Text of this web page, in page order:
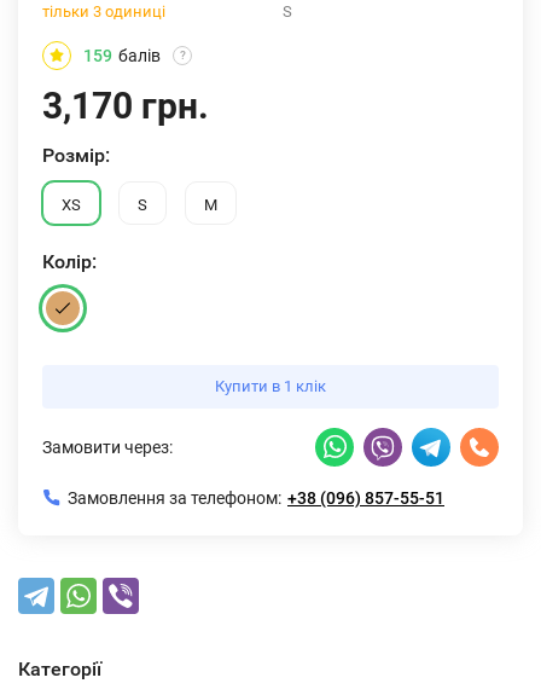
S
тільки 3 одиниці
159 балів ?
3,170 грн.
Розмiр:
XS S M
Колiр:
Купити в 1 клік
Замовити через:
Замовлення за телефоном: +38 (096) 857-55-51
Категорії